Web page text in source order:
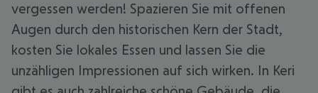
vergessen werden! Spazieren Sie mit offenen
Augen durch den historischen Kern der Stadt,
kosten Sie lokales Essen und lassen Sie die
unzähligen Impressionen auf sich wirken. In Keri